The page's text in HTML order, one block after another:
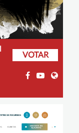
VOTAR